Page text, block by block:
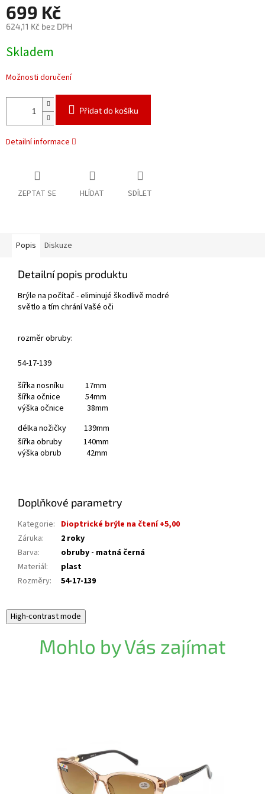
699 Kč
624,11 Kč bez DPH
cena:
Skladem
Možnosti doručení
Přidat do košíku
Detailní informace
ZEPTAT SE HLÍDAT SDÍLET
Popis Diskuze
Detailní popis produktu
Brýle na počítač - eliminujé škodlivě modré
světlo a tím chrání Vašé oči
rozměr obruby:
54-17-139
šířka nosníku 17mm
šířka očnice 54mm
výška očnice 38mm
délka nožičky 139mm
šířka obruby 140mm
výška obrub 42mm
Doplňkové parametry
Kategorie: Dioptrické brýle na čtení +5,00
Záruka:
2 roky
Barva:
obruby - matná černá
Materiál:
plast
Rozměry: 54-17-139
High-contrast mode
Mohlo by Vás zajímat